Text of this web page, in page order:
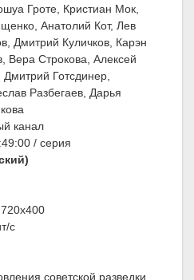
Гроте, Кристиан Мок,
Анатолий Кот, Лев
Дмитрий Куличков, Карэн
Строкова, Алексей
Готсдинер,
Разбегаев, Дарья
канал
/ серия
с
советской разведки,